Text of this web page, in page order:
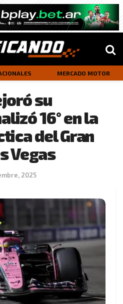
MERCADO MOTOR
su
16° en la
del Gran
Vegas
2025